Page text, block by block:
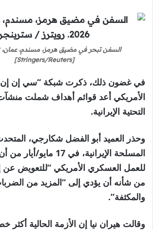
[Stringers/Reuters]
في غضون ذلك، ذكرت شبكة “سي إن إن”
الأمريكي أعد قوائم أهداف شملت منشآت
التحتية الإيرانية.
وحذر العميد أبو الفضل شكارجي،
المسلحة الإيرانية، في 17
للعمل العسكري الأمريكي “للتعويض عن
من شأنه أن يؤدي إلى “المزيد من
والمكثفة”.
وقالت هيران نيا إن الأزمة الحالية أكثر